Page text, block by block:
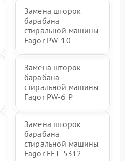
Замена шторок
барабана
стиральной машины
Fagor PW-10
Замена шторок
барабана
стиральной машины
Fagor PW-6 P
Замена шторок
барабана
стиральной машины
Fagor FET-5312